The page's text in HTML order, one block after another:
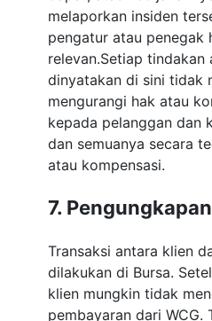
melaporkan insiden
pengatur atau penegak
relevan.Setiap tindakan
dinyatakan di sini tidak
mengurangi hak atau
kepada pelanggan dan
dan semuanya secara
atau kompensasi.
7.
Transaksi antara klien
dilakukan di Bursa.
klien mungkin tidak
pembayaran dari WCG.